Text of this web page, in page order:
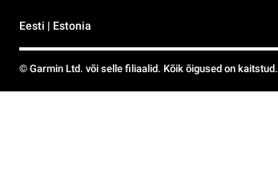
Eesti | Estonia
© Garmin Ltd. või selle filiaalid. Kõik õigused on kaitstud.